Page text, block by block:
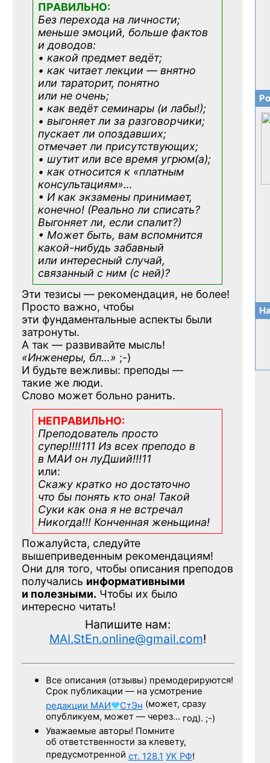
ПРАВИЛЬНО:
Без перехода на личности;
меньше эмоций, больше фактов
и доводов:
• какой предмет ведёт;
• как читает лекции — внятно
или тараторит, понятно
или не очень;
• как ведёт семинары (и лабы!);
• выгоняет ли за разговорчики;
пускает ли опоздавших;
отмечает ли присутствующих;
• шутит или все время угрюм(а);
• как относится к «платным
консультациям»…
• И как экзамены принимает,
конечно! (Реально ли списать?
Выгоняет ли, если спалит?)
• Может быть, вам вспомнится
какой-нибудь забавный
или интересный случай,
связанный с ним (с ней)?
Эти тезисы — рекомендация, не более!
Просто важно, чтобы
эти фундаментальные аспекты были
затронуты.
А так — развивайте мысль!
«Инженеры, бл…» ;-)
И будьте вежливы: преподы —
такие же люди.
Слово может больно ранить.
НЕПРАВИЛЬНО:
Преподователь просто
супер!!!!111 Из всех преподо в
в МАИ он луДший!!!11
или:
Скажу кратко но достаточно
что бы понять кто она! Такой
Суки как она я не встречал
Никогда!!! Конченная женьщина!
Пожалуйста, следуйте
вышеприведенным рекомендациям!
Они для того, чтобы описания преподов
получались информативными
и полезными. Чтобы их было
интересно читать!
Напишите нам:
MAI.StEn.online@gmail.com!
Все описания (отзывы) премодерируются!
Срок публикации — на усмотрение
редакции МАИ♥СтЭн (может, сразу
опубликуем, может — через… год). ;-)
Уважаемые авторы! Помните
об ответственности за клевету,
предусмотренной ст. 128.1 УК РФ!